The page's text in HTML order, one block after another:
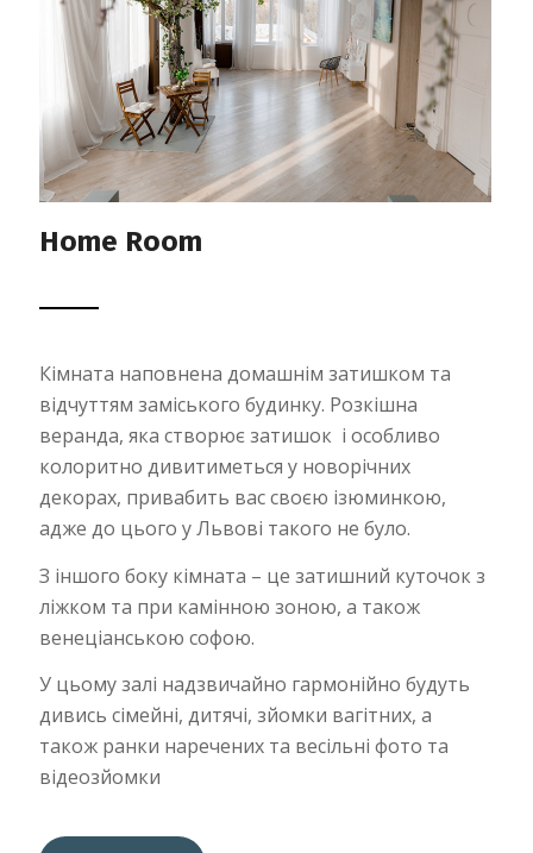
Home Room
Кімната наповнена домашнім затишком та
відчуттям заміського будинку. Розкішна
веранда, яка створює затишок і особливо
колоритно дивитиметься у новорічних
декорах, привабить вас своєю ізюминкою,
адже до цього у Львові такого не було.
З іншого боку кімната – це затишний куточок з
ліжком та при камінною зоною, а також
венеціанською софою.
У цьому залі надзвичайно гармонійно будуть
дивись сімейні, дитячі, зйомки вагітних, а
також ранки наречених та весільні фото та
відеозйомки